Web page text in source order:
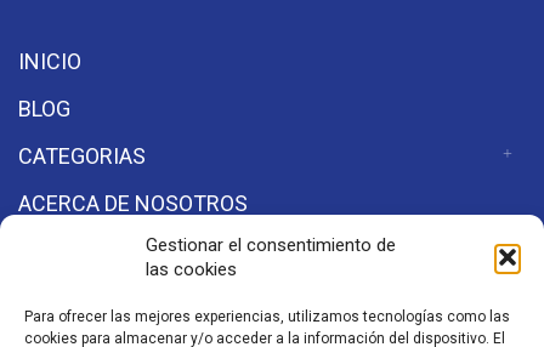
Gestionar el consentimiento de
las cookies
Para ofrecer las mejores experiencias, utilizamos tecnologías como las
cookies para almacenar y/o acceder a la información del dispositivo. El
INICIO
BLOG
CATEGORIAS
ACERCA DE NOSOTROS
Secciones